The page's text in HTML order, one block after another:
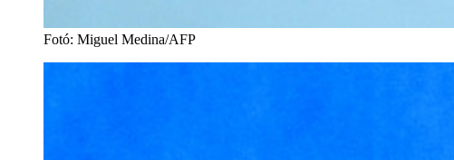
Fotó: Miguel Medina/AFP